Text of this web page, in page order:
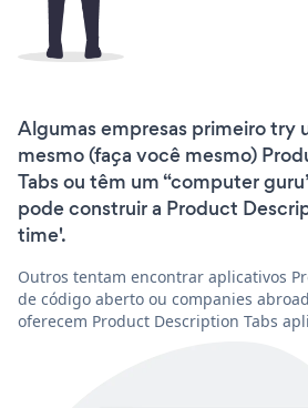
Algumas empresas primeiro try
mesmo (faça você mesmo)
Tabs ou têm um “computer
pode construir a Product
time'.
Outros tentam encontrar aplicativos
de código aberto ou companies
oferecem Product Description Tabs